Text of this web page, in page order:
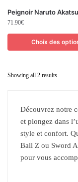
Peignoir Naruto
71.90€
Choix des
Showing all 2 results
Découvrez notre
et plongez dans
style et confort.
Ball Z ou Sword
pour vous